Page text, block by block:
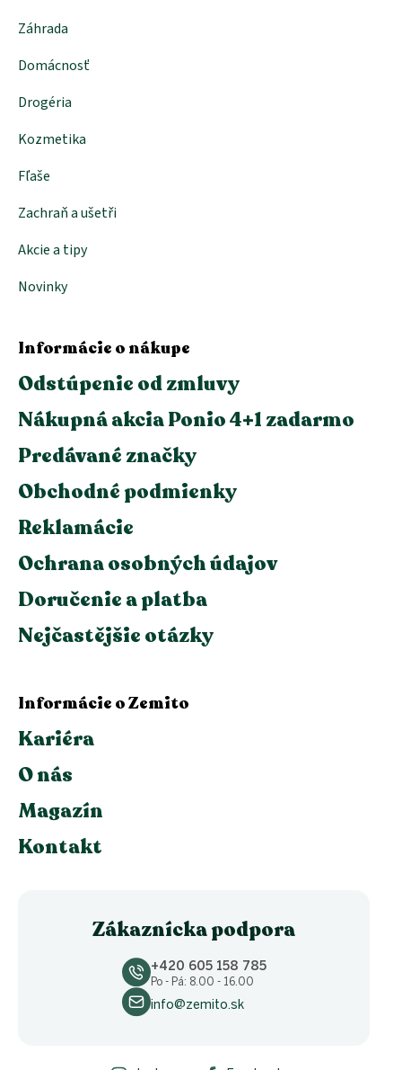
Záhrada
Domácnosť
Drogéria
Kozmetika
Fľaše
Zachraň a ušetři
Akcie a tipy
Novinky
Informácie o nákupe
Odstúpenie od zmluvy
Nákupná akcia Ponio 4+1 zadarmo
Predávané značky
Obchodné podmienky
Reklamácie
Ochrana osobných údajov
Doručenie a platba
Nejčastějšie otázky
Informácie o Zemito
Kariéra
O nás
Magazín
Kontakt
Zákaznícka podpora
+420 605 158 785
Po - Pá: 8.00 - 16.00
info@zemito.sk